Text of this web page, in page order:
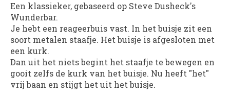
Een klassieker, gebaseerd op Steve Dusheck's
Wunderbar.
Je hebt een reageerbuis vast. In het buisje zit een
soort metalen staafje. Het buisje is afgesloten met
een kurk.
Dan uit het niets begint het staafje te bewegen en
gooit zelfs de kurk van het buisje. Nu heeft "het"
vrij baan en stijgt het uit het buisje.